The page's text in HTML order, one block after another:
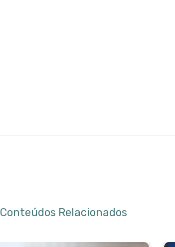
Conteúdos Relacionados